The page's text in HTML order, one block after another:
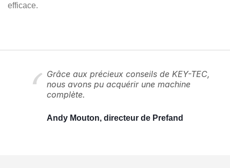
efficace.
Grâce aux précieux conseils de KEY-TEC,
nous avons pu acquérir une machine
complète.
Andy Mouton, directeur de Prefand